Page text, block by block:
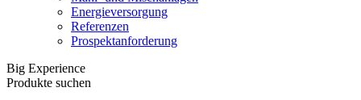
Energieversorgung
Referenzen
Prospektanforderung
Big Experience
Produkte suchen